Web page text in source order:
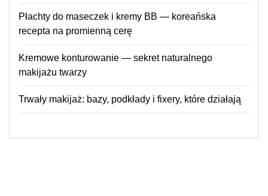
Płachty do maseczek i kremy BB — koreańska
recepta na promienną cerę
Kremowe konturowanie — sekret naturalnego
makijażu twarzy
Trwały makijaż: bazy, podkłady i fixery, które działają